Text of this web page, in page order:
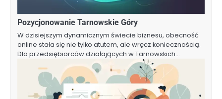
Pozycjonowanie Tarnowskie Góry
W dzisiejszym dynamicznym świecie biznesu, obecność
online stała się nie tylko atutem, ale wręcz koniecznością.
Dla przedsiębiorców działających w Tarnowskich…